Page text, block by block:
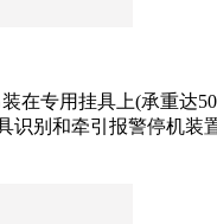
在专用挂具上(承重达
别和牵引报警停机装